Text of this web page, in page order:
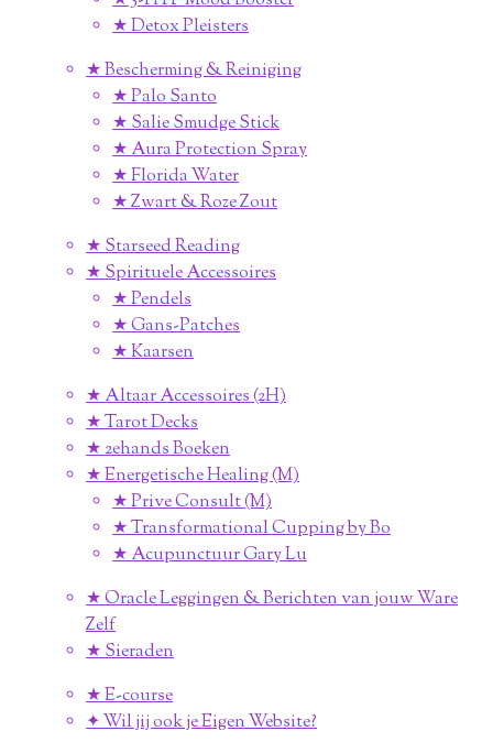
★ Detox Pleisters
★ Bescherming & Reiniging
★ Palo Santo
★ Salie Smudge Stick
★ Aura Protection Spray
★ Florida Water
★ Zwart & Roze Zout
★ Starseed Reading
★ Spirituele Accessoires
★ Pendels
★ Gans-Patches
★ Kaarsen
★ Altaar Accessoires (2H)
★ Tarot Decks
★ 2ehands Boeken
★ Energetische Healing (M)
★ Prive Consult (M)
★ Transformational Cupping by Bo
★ Acupunctuur Gary Lu
★ Oracle Leggingen & Berichten van jouw Ware
Zelf
★ Sieraden
★ E-course
✦ Wil jij ook je Eigen Website?